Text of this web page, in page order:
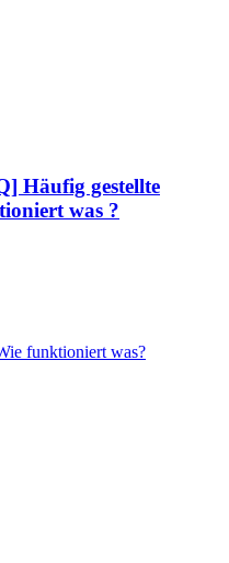
Häufig gestellte
was ?
funktioniert was?